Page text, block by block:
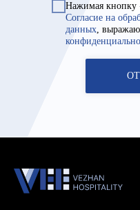
Нажимая кнопку
Согласие на
данных ,